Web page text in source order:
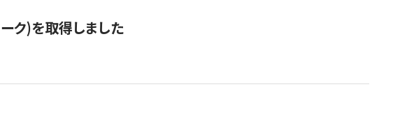
ク)を取得しました